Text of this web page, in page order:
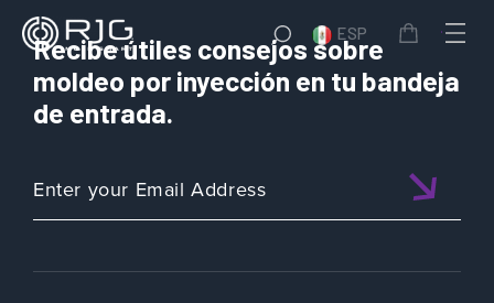
ESP
Recibe útiles consejos sobre
moldeo por inyección en tu bandeja
de entrada.